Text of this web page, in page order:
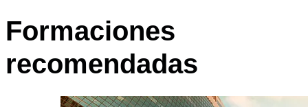
Formaciones
recomendadas